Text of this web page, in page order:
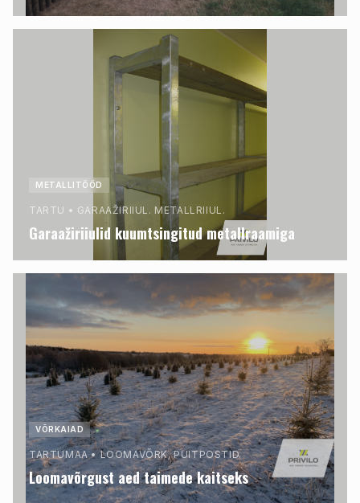
METALLITÖÖD
TARTU • GARAAŽIRIIUL. METALLRIIUL.
Garaažiriiulid kuumtsingitud metallraamiga
VÕRKAIAD
TARTUMAA•LOOMAVÕRK, PUITPOSTID.
Loomavõrgust aed taimede kaitseks